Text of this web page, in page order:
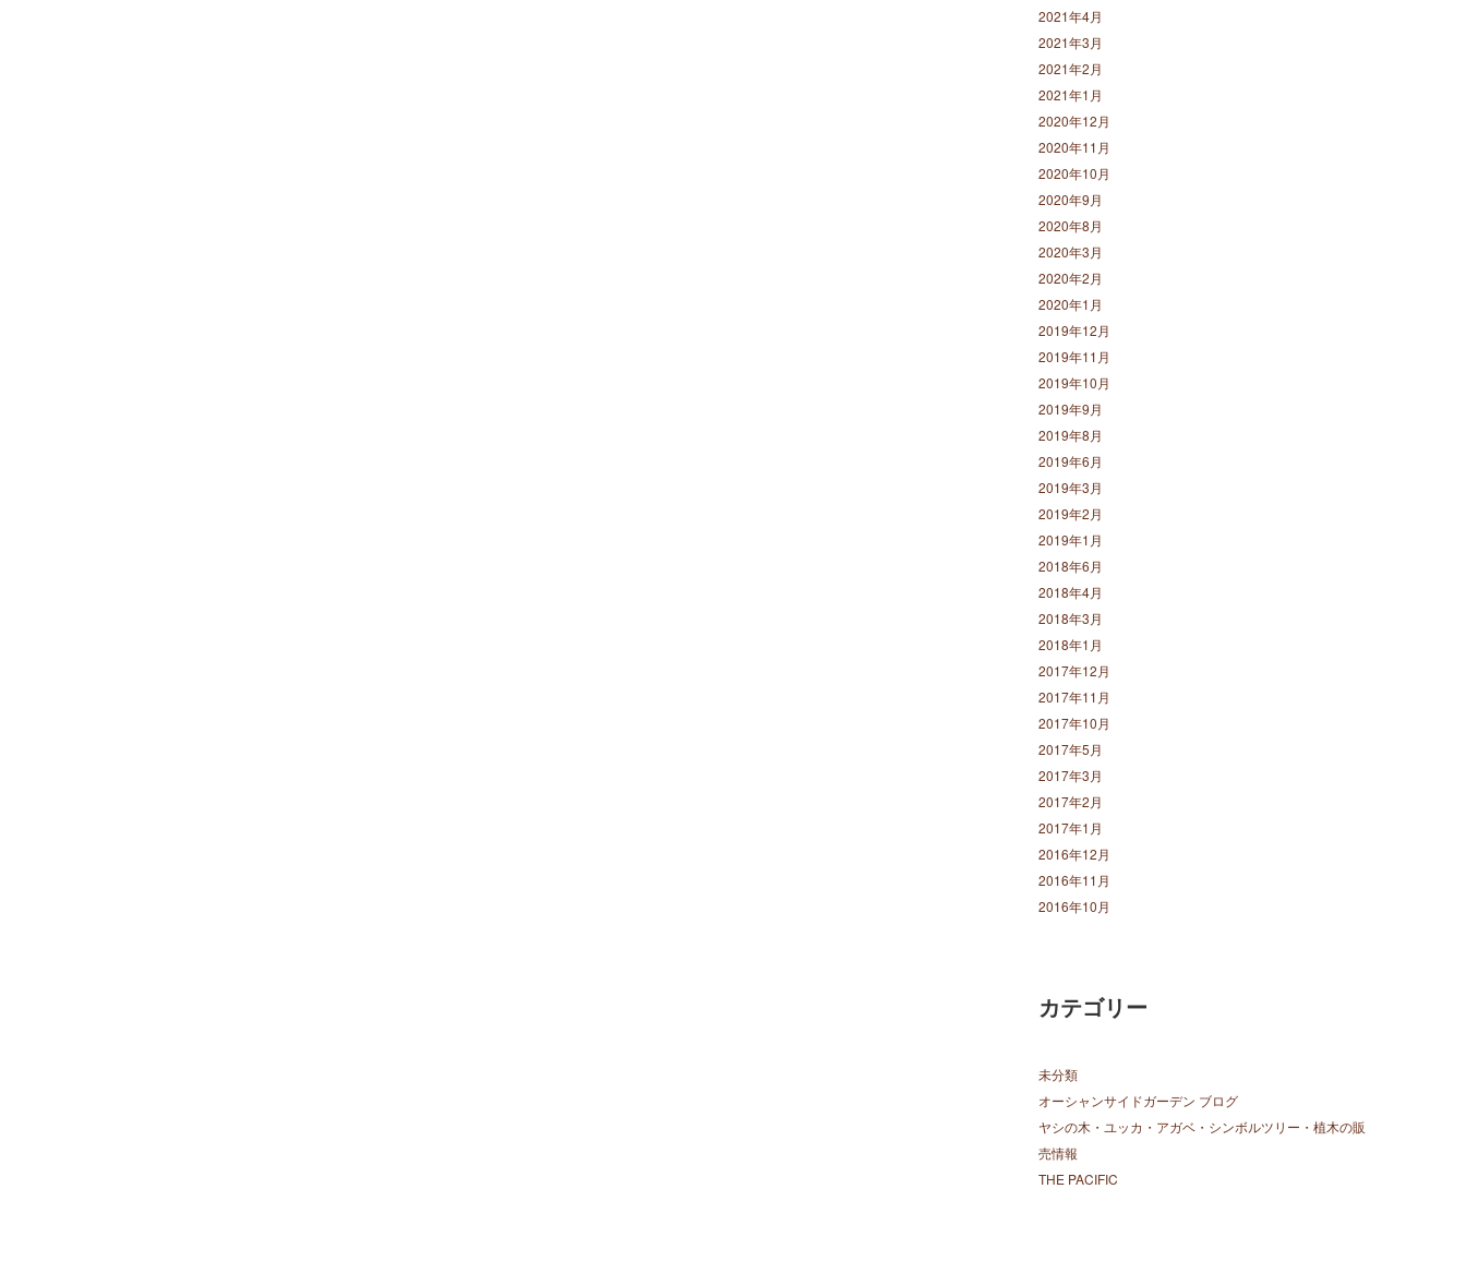
2021年4月
2021年3月
2021年2月
2021年1月
2020年12月
2020年11月
2020年10月
2020年9月
2020年8月
2020年3月
2020年2月
2020年1月
2019年12月
2019年11月
2019年10月
2019年9月
2019年8月
2019年6月
2019年3月
2019年2月
2019年1月
2018年6月
2018年4月
2018年3月
2018年1月
2017年12月
2017年11月
2017年10月
2017年5月
2017年3月
2017年2月
2017年1月
2016年12月
2016年11月
2016年10月
カテゴリー
未分類
オーシャンサイドガーデン ブログ
ヤシの木・ユッカ・アガベ・シンボルツリー・植木の販
売情報
THE PACIFIC